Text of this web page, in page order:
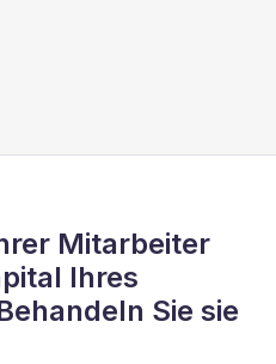
Mitarbeiter
Ihres
Sie sie